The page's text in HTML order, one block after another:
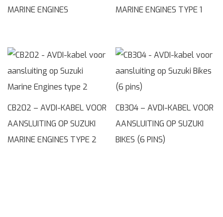
MARINE ENGINES
MARINE ENGINES TYPE 1
CB202 – AVDI-KABEL VOOR
AANSLUITING OP SUZUKI
MARINE ENGINES TYPE 2
CB304 – AVDI-KABEL VOOR
AANSLUITING OP SUZUKI
BIKES (6 PINS)